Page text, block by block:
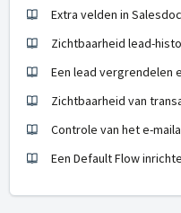
Extra velden in
Zichtbaarheid lead-
Een lead vergrendelen
Zichtbaarheid van
Controle van het e-
Een Default Flow